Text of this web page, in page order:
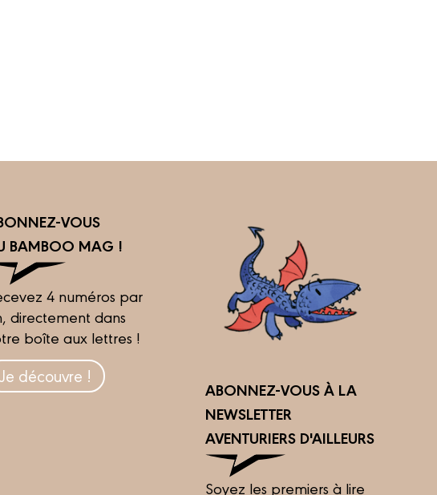
VOUS
BAMBOO MAG !
4 numéros par
directement dans
boîte aux lettres !
Je découvre !
ABONNEZ-VOUS À LA
NEWSLETTER
AVENTURIERS D'AILLEURS
Soyez les premiers à lire